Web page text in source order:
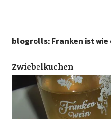
blogrolls: Franken ist
Zwiebelkuchen